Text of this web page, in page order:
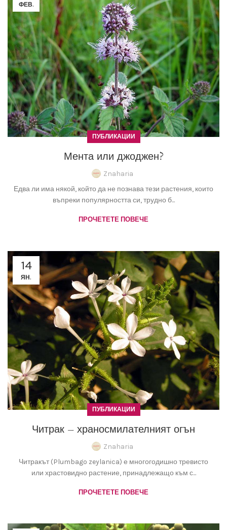
ФЕВ.
ПУБЛИКАЦИИ
Мента или джоджен?
Znaharia
Едва ли има някой, който да не познава тези растения, които
въпреки популярността си, трудно б...
ПРОЧЕТЕТЕ ПОВЕЧЕ
14
ЯН.
ПУБЛИКАЦИИ
Читрак – храносмилателният огън
Znaharia
Читракът (Plumbago zeylanica) е многогодишно тревисто
или храстовидно растение, принадлежащо към с...
ПРОЧЕТЕТЕ ПОВЕЧЕ